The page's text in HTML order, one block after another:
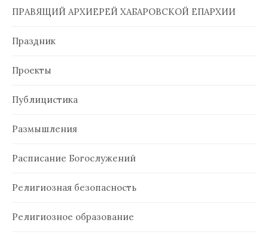
ПРАВЯЩИЙ АРХИЕРЕЙ ХАБАРОВСКОЙ ЕПАРХИИ
Праздник
Проекты
Публицистика
Размышления
Расписание Богослужений
Религиозная безопасность
Религиозное образование